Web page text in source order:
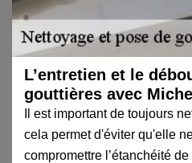
L’entretien et le
gouttières avec
Il est important de toujours
cela permet d'éviter qu'elle
compromettre l’étanchéité